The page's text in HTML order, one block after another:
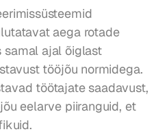
aega rotade
samal ajal õiglast
tööjõu normidega.
töötajate saadavust,
eelarve piiranguid, et